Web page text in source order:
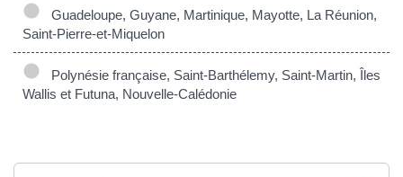
Guadeloupe, Guyane, Martinique, Mayotte, La Réunion,
Saint-Pierre-et-Miquelon
Polynésie française, Saint-Barthélemy, Saint-Martin, Îles
Wallis et Futuna, Nouvelle-Calédonie